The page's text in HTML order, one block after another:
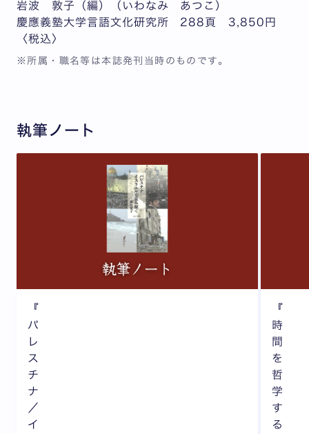
岩波 敦子（編）（いわなみ あつこ）
慶應義塾大学言語文化研究所 288頁 3,850円
〈税込〉
※所属・職名等は本誌発刊当時のものです。
執筆ノート
『
パ
レ
ス
チ
ナ
／
イ
『
時
間
を
哲
学
す
る